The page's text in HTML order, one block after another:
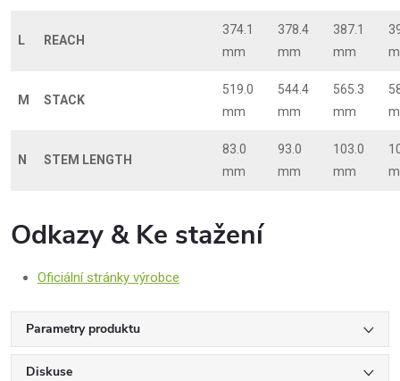
L REACH
374.1
mm
378.4
mm
387.1
mm
M STACK
519.0
mm
544.4
mm
565.3
mm
N STEM LENGTH
83.0
mm
93.0
mm
103.0
mm
Odkazy & Ke stažení
Oficiální stránky výrobce
Parametry produktu
Diskuse